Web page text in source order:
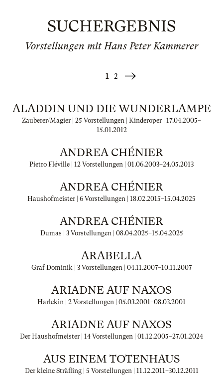
SUCHERGEBNIS
Vorstellungen mit Hans Peter Kammerer
1 2
Weiter
ALADDIN UND DIE WUNDERLAMPE
Zauberer/Magier | 25 Vorstellungen | Kinderoper | 17.04.2005–
15.01.2012
ANDREA CHÉNIER
Pietro Fléville | 12 Vorstellungen | 01.06.2003–24.05.2013
ANDREA CHÉNIER
Haushofmeister | 6 Vorstellungen | 18.02.2015–15.04.2025
ANDREA CHÉNIER
Dumas | 3 Vorstellungen | 08.04.2025–15.04.2025
ARABELLA
Graf Dominik | 3 Vorstellungen | 04.11.2007–10.11.2007
ARIADNE AUF NAXOS
Harlekin | 2 Vorstellungen | 05.03.2001–08.03.2001
ARIADNE AUF NAXOS
Der Haushofmeister | 14 Vorstellungen | 01.12.2005–27.01.2024
AUS EINEM TOTENHAUS
Der kleine Sträfling | 5 Vorstellungen | 11.12.2011–30.12.2011